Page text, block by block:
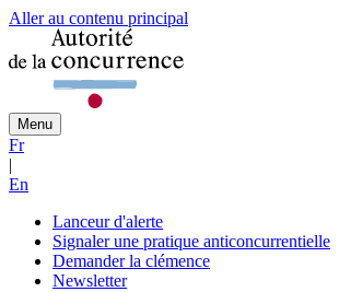
Aller au contenu principal
Menu
Fr
|
En
Lanceur d'alerte
Signaler une pratique anticoncurrentielle
Demander la clémence
Newsletter